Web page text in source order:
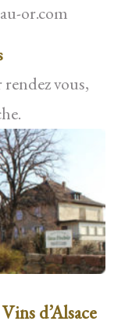
or.com
vous,
d’Alsace